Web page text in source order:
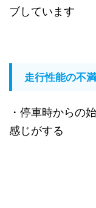
ブしています
走行性能の不
・停車時からの
感じがする